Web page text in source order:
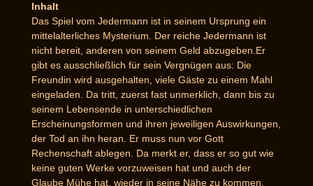
Inhalt
Das Spiel vom Jedermann ist in seinem Ursprung ein
mittelalterliches Mysterium. Der reiche Jedermann ist
nicht bereit, anderen von seinem Geld abzugeben.Er
gibt es ausschließlich für sein Vergnügen aus: Die
Freundin wird ausgehalten, viele Gäste zu einem Mahl
eingeladen. Da tritt, zuerst fast unmerklich, dann bis zu
seinem Lebensende in unterschiedlichen
Erscheinungsformen und ihren jeweiligen Auswirkungen,
der Tod an ihn heran. Er muss nun vor Gott
Rechenschaft ablegen. Da merkt er, dass er so gut wie
keine guten Werke vorzuweisen hat und auch der
Glaube Mühe hat, wieder in seine Nähe zu kommen.